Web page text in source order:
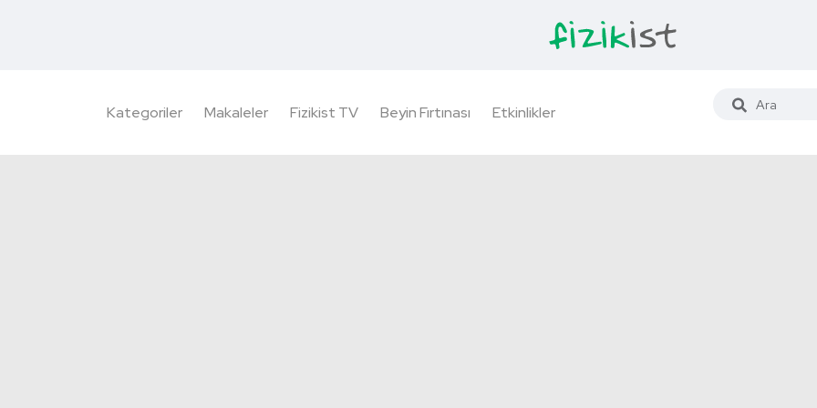
Kategoriler Makaleler Fizikist TV Beyin Fırtınası Etkinlikler